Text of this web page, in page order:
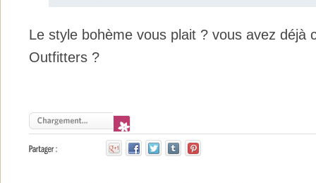
Le style bohème vous plait ? vous avez déjà
Outfitters ?